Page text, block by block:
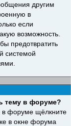
другим
в
если
возможность.
предотвратить
системой
тему в форуме?
в форуме щёлкните
в окне форума